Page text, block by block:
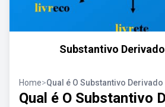
Substantivo
Home>Qual é O Substantivo Derivado
Qual é O Substantivo